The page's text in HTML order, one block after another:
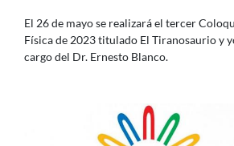
El 26 de mayo se realizará el tercer
Física de 2023 titulado El Tiranosaurio y
cargo del Dr. Ernesto Blanco.